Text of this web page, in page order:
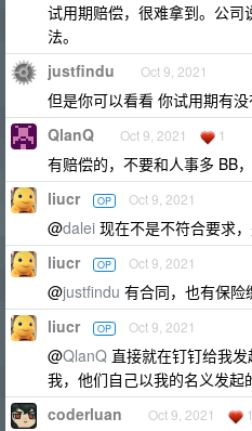
试用期赔偿，很难拿到。公
法。
justfindu Oct 9, 2021
但是你可以看看 你试用期有
QlanQ Oct 9, 2021 1
有赔偿的，不要和人事多 BB
liucr OP Oct 9, 2021
@dalei 现在不是不符合要求
liucr OP Oct 9, 2021
@justfindu 有合同，也有保险
liucr OP Oct 9, 2021
@QlanQ 直接就在钉钉给我
我，他们自己以我的名义发
coderluan Oct 9, 2021 1